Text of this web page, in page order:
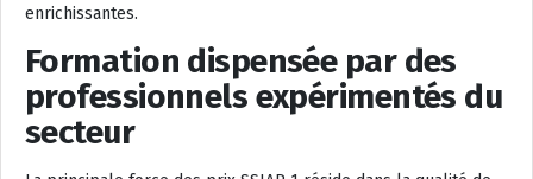
enrichissantes.
Formation dispensée par des
professionnels expérimentés du
secteur